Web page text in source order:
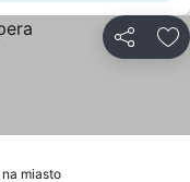
miasto